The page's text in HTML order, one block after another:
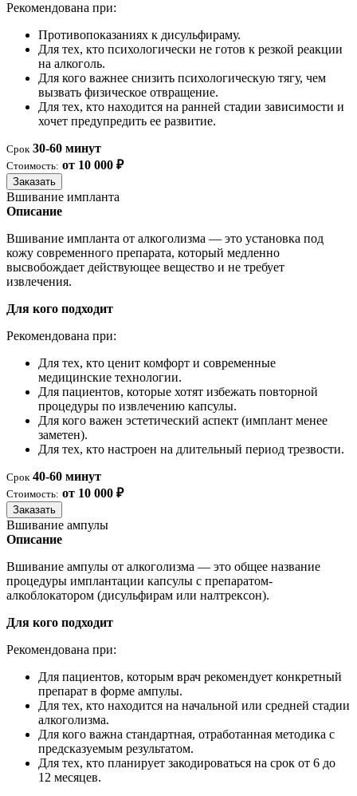
Рекомендована при:
Противопоказаниях к дисульфираму.
Для тех, кто психологически не готов к резкой реакции
на алкоголь.
Для кого важнее снизить психологическую тягу, чем
вызвать физическое отвращение.
Для тех, кто находится на ранней стадии зависимости и
хочет предупредить ее развитие.
Срок 30-60 минут
Стоимость: от 10 000 ₽
Заказать
Вшивание импланта
Описание
Вшивание импланта от алкоголизма — это установка под
кожу современного препарата, который медленно
высвобождает действующее вещество и не требует
извлечения.
Для кого подходит
Рекомендована при:
Для тех, кто ценит комфорт и современные
медицинские технологии.
Для пациентов, которые хотят избежать повторной
процедуры по извлечению капсулы.
Для кого важен эстетический аспект (имплант менее
заметен).
Для тех, кто настроен на длительный период трезвости.
Срок 40-60 минут
Стоимость: от 10 000 ₽
Заказать
Вшивание ампулы
Описание
Вшивание ампулы от алкоголизма — это общее название
процедуры имплантации капсулы с препаратом-
алкоблокатором (дисульфирам или налтрексон).
Для кого подходит
Рекомендована при:
Для пациентов, которым врач рекомендует конкретный
препарат в форме ампулы.
Для тех, кто находится на начальной или средней стадии
алкоголизма.
Для кого важна стандартная, отработанная методика с
предсказуемым результатом.
Для тех, кто планирует закодироваться на срок от 6 до
12 месяцев.